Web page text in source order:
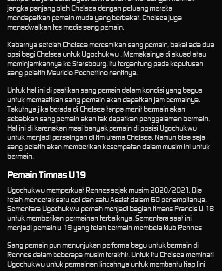
jangka panjang oleh Chelsea dengan peluang mereka
mendapatkan pemain muda yang berbakat. Chelsea juga
menadwalkan tes medis sang pemain.
Kabarnya setelah Chelsea meresmikan sang pemain, bakal ada dua
opsi bagi Chelsea untuk Ugochukwu . Memakainya di skuad atau
meminjamkannya ke Starsbourg. Itu tergantung pada keputusan
sang pelatih Mauricio Pochettino nantinya.
Untuk hal ini di pastikan sang pemain dalam kondisi yang bagus
untuk memastikan sang pemain akan dapatkan jam bermainya.
Takutnya jika berada di Chelsea tanpa menit bermain akan
sebabkan sang pemain akan tak dapatkan penggalaman bermain.
Hal ini di karenakan masi banyak pemain di posisi Ugochukwu
untuk menjadi persaingan di tim utama Chelsea. Namun bisa saja
sang pelatih akan memberikan kesempatan dalam musim ini untuk
bermain.
Pemain Timnas U19
Ugochukwu memperkuat Rennes sejak musim 2020/2021. Dia
telah mencetak satu gol dan satu Assist dalam 60 penampilanya.
Sementara Ugochukwu pernah menjadi bagian timans Prancis U-18
untuk memberikan permainan terbaiknya. Sementara saat ini
menjadi pemain u-19 yang telah bermain membela klub Rennes
Sang pemain pun menunjukan performa bagu untuk bermain di
Rennes dalam beberapa musim terakhir. Untuk itu Chelsea meminati
Ugochukwu untuk permainan lincahnya untuk membantu tiap lini